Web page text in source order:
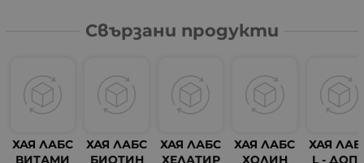
Свързани продукти
ХАЯ ЛАБС
ВИТАМИ
ХАЯ ЛАБС
БИОТИН
ХАЯ ЛАБС
ХЕЛАТИР
ХАЯ ЛАБС
ХОЛИН
ХАЯ
L -